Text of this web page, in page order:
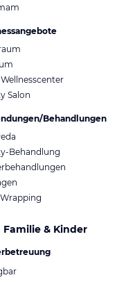
Wellnesscenter
Salon
Behandlungen
Behandlung
Familie & Kinder